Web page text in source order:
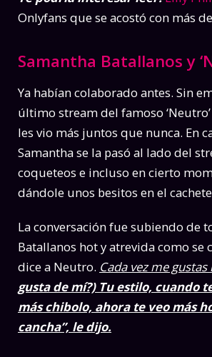
Onlyfans que se acostó con más
Samantha Batallanos y
Ya habían colaborado antes. Sin
último stream del famoso
les vio más juntos que nunca. En
Samantha se la pasó al lado del
coqueteos e incluso en cierto
dándole unos besitos en el
La conversación fue subiendo de
Batallanos hot y atrevida como se
dice a Neutro. Cada vez me gustas
gusta de mí?) Tu estilo, cuando
más chibolo, ahora te veo más
cancha”, le dijo.